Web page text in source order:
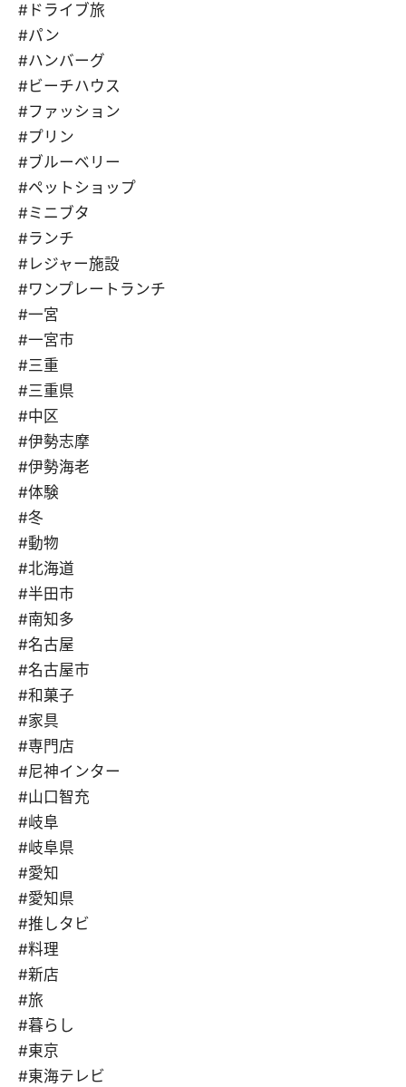
#ドライブ旅
#パン
#ハンバーグ
#ビーチハウス
#ファッション
#プリン
#ブルーベリー
#ペットショップ
#ミニブタ
#ランチ
#レジャー施設
#ワンプレートランチ
#一宮
#一宮市
#三重
#三重県
#中区
#伊勢志摩
#伊勢海老
#体験
#冬
#動物
#北海道
#半田市
#南知多
#名古屋
#名古屋市
#和菓子
#家具
#専門店
#尼神インター
#山口智充
#岐阜
#岐阜県
#愛知
#愛知県
#推しタビ
#料理
#新店
#旅
#暮らし
#東京
#東海テレビ